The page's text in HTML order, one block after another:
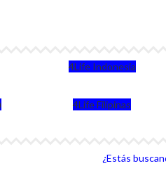
4Life Indonesia
4Life Filipinas
¿Estás